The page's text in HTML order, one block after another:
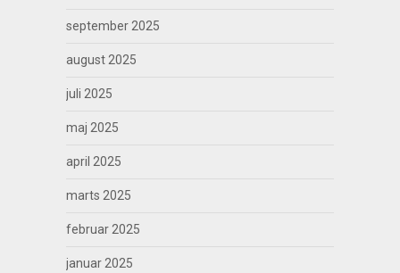
september 2025
august 2025
juli 2025
maj 2025
april 2025
marts 2025
februar 2025
januar 2025